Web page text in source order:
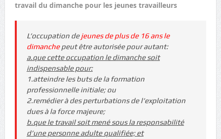
travail du dimanche pour les jeunes travailleurs
L’occupation dejeunes de plus de 16 ans le
dimanchepeut être autorisée pour autant:
a.que cette occupation le dimanche soit
indispensable pour:
1.atteindre les buts de la formation
professionnelle initiale; ou
2.remédier à des perturbations de l’exploitation
dues à la force majeure;
b.que le travail soit mené sous la responsabilité
d’une personne adulte qualifiée; et